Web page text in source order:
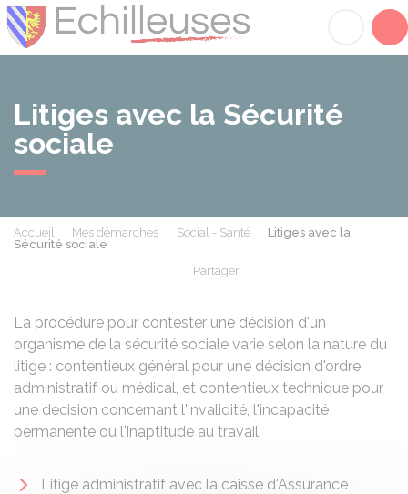
Litiges avec la Sécurité
sociale
Accueil Mes démarches Social - Santé
Litiges avec la
Sécurité sociale
Partager
La procédure pour contester une décision d'un
organisme de la sécurité sociale varie selon la nature du
litige : contentieux général pour une décision d'ordre
administratif ou médical, et contentieux technique pour
une décision concernant l'invalidité, l'incapacité
permanente ou l'inaptitude au travail.
Litige administratif avec la caisse d'Assurance